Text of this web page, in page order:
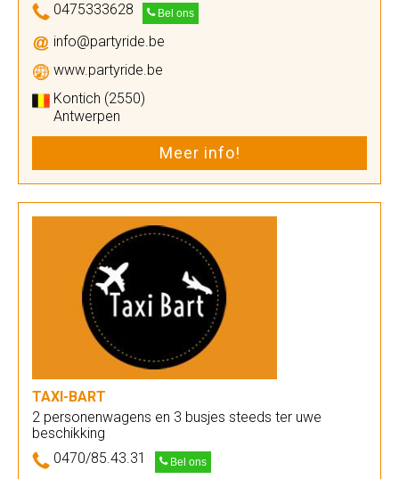
0475333628
Bel ons
info@partyride.be
www.partyride.be
Kontich (2550)
Antwerpen
Meer info!
TAXI-BART
2 personenwagens en 3 busjes steeds ter uwe
beschikking
0470/85.43.31
Bel ons